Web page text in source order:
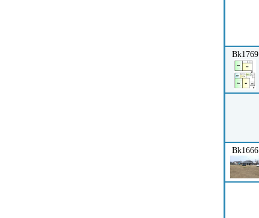
Bk1769
Bk1666